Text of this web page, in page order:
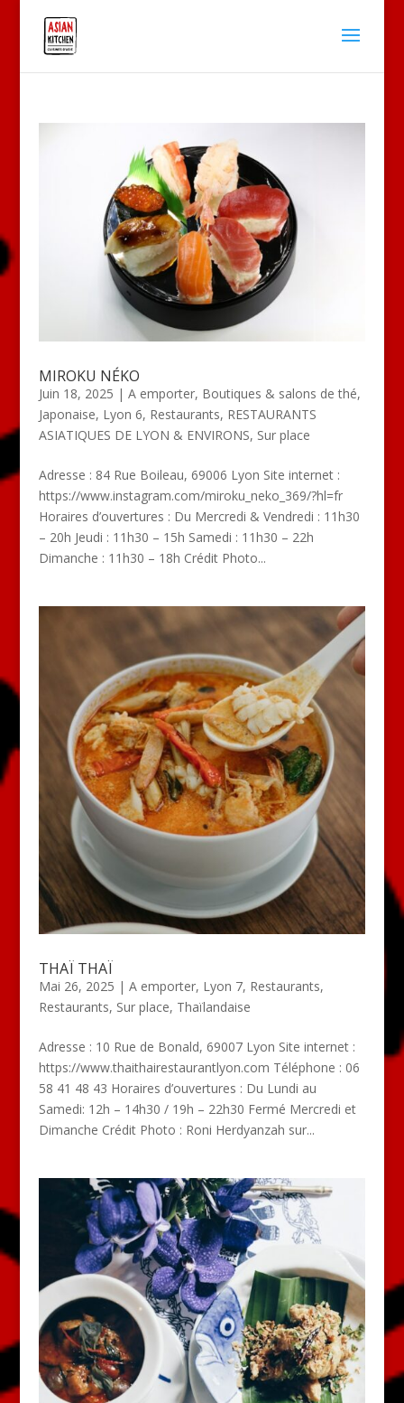
MIROKU NÉKO
Juin 18, 2025 | A emporter, Boutiques & salons de thé,
Japonaise, Lyon 6, Restaurants, RESTAURANTS
ASIATIQUES DE LYON & ENVIRONS, Sur place
Adresse : 84 Rue Boileau, 69006 Lyon Site internet :
https://www.instagram.com/miroku_neko_369/?hl=fr
Horaires d’ouvertures : Du Mercredi & Vendredi : 11h30
– 20h Jeudi : 11h30 – 15h Samedi : 11h30 – 22h
Dimanche : 11h30 – 18h Crédit Photo...
THAÏ THAÏ
Mai 26, 2025 | A emporter, Lyon 7, Restaurants,
Restaurants, Sur place, Thaïlandaise
Adresse : 10 Rue de Bonald, 69007 Lyon Site internet :
https://www.thaithairestaurantlyon.com Téléphone : 06
58 41 48 43 Horaires d’ouvertures : Du Lundi au
Samedi: 12h – 14h30 / 19h – 22h30 Fermé Mercredi et
Dimanche Crédit Photo : Roni Herdyanzah sur...